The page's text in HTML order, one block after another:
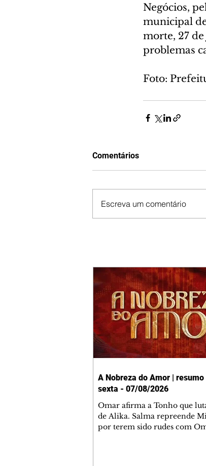
Negócios,
municipal
morte, 27
problemas
Foto:
Comentários
Escreva um comentário
A Nobreza do Amor | resumo
sexta - 07/08/2026
Omar afirma a Tonho que
de Alika. Salma repreende
por terem sido rudes com